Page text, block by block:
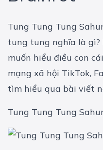
Tung Tung Tung
tung tung nghĩa là
muốn hiểu điều con
mạng xã hội TikTok,
tìm hiểu qua bài viết
Tung Tung Tung